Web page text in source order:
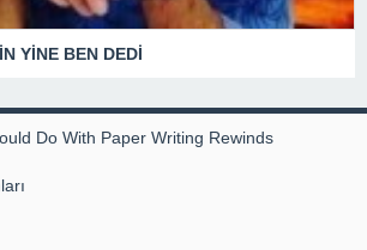
YİNE BEN DEDİ
Do With Paper Writing Rewinds